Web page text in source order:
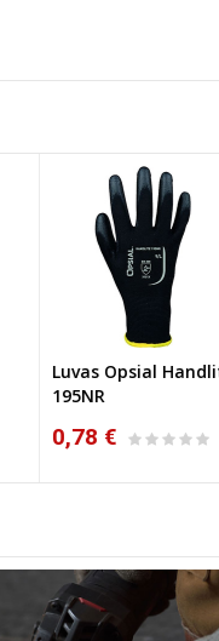
Luvas Opsial
195NR
0,78 €